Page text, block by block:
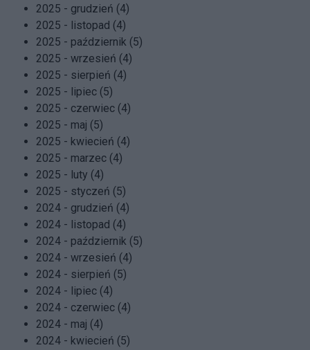
2025 - grudzień (4)
2025 - listopad (4)
2025 - październik (5)
2025 - wrzesień (4)
2025 - sierpień (4)
2025 - lipiec (5)
2025 - czerwiec (4)
2025 - maj (5)
2025 - kwiecień (4)
2025 - marzec (4)
2025 - luty (4)
2025 - styczeń (5)
2024 - grudzień (4)
2024 - listopad (4)
2024 - październik (5)
2024 - wrzesień (4)
2024 - sierpień (5)
2024 - lipiec (4)
2024 - czerwiec (4)
2024 - maj (4)
2024 - kwiecień (5)